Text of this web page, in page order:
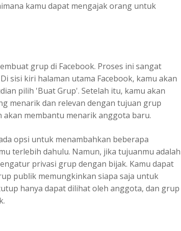
kamu dapat mengajak orang untuk
grup di Facebook. Proses ini sangat
sisi kiri halaman utama Facebook, kamu akan
pilih 'Buat Grup'. Setelah itu, kamu akan
menarik dan relevan dengan tujuan grup
akan membantu menarik anggota baru.
opsi untuk menambahkan beberapa
terlebih dahulu. Namun, jika tujuanmu adalah
privasi grup dengan bijak. Kamu dapat
publik memungkinkan siapa saja untuk
hanya dapat dilihat oleh anggota, dan grup